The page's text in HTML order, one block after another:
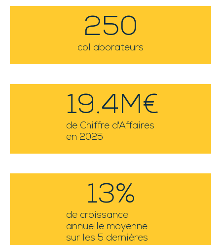
collaborateurs
250
de Chiffre d'Affaires
en 2025
19.4M€
de croissance
annuelle moyenne
sur les 5 dernières
13%